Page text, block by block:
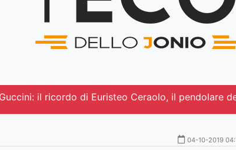
il ricordo di Euristeo Ceraolo, il pendolare
04-10-2019